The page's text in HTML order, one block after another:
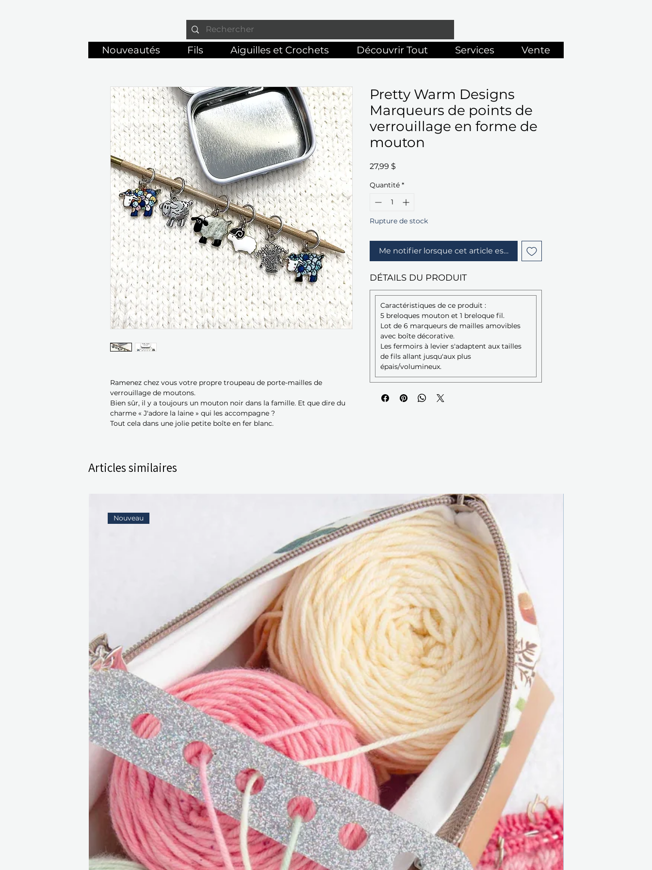
Nouveautés Fils Aiguilles et Crochets Découvrir Tout Services Vente
Ramenez chez vous votre propre troupeau de porte-mailles de
verrouillage de moutons.
Bien sûr, il y a toujours un mouton noir dans la famille. Et que dire du
charme « J'adore la laine » qui les accompagne ?
Tout cela dans une jolie petite boîte en fer blanc.
Pretty Warm Designs
Marqueurs de points de
verrouillage en forme de
mouton
27,99 $
Quantité *
Rupture de stock
Me notifier lorsque cet article est disponible
DÉTAILS DU PRODUIT
Caractéristiques de ce produit :
5 breloques mouton et 1 breloque fil.
Lot de 6 marqueurs de mailles amovibles
avec boîte décorative.
Les fermoirs à levier s'adaptent aux tailles
de fils allant jusqu'aux plus
épais/volumineux.
Articles similaires
Nouveau